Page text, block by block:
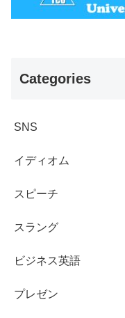
Categories
SNS
イディオム
スピーチ
スラング
ビジネス英語
プレゼン